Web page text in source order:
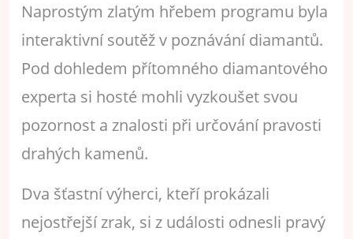
Naprostým zlatým hřebem programu byla
interaktivní soutěž v poznávání diamantů.
Pod dohledem přítomného diamantového
experta si hosté mohli vyzkoušet svou
pozornost a znalosti při určování pravosti
drahých kamenů.
Dva šťastní výherci, kteří prokázali
nejostřejší zrak, si z události odnesli pravý